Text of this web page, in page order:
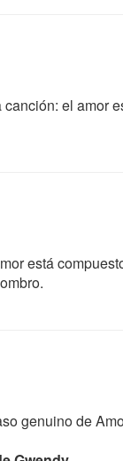
el amor
está
genuino de